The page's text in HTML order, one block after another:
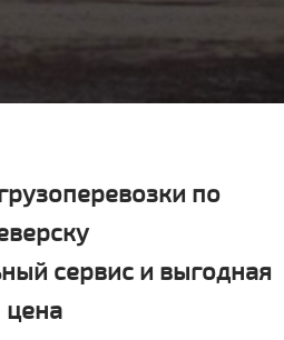
по
сервис и выгодная
цена